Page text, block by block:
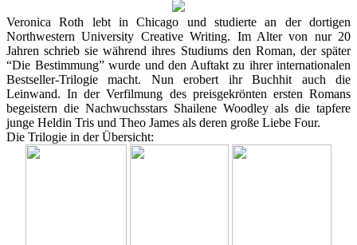
Veronica Roth lebt in Chicago und studierte an der dortigen
Northwestern University Creative Writing. Im Alter von nur 20
Jahren schrieb sie während ihres Studiums den Roman, der später
“Die Bestimmung” wurde und den Auftakt zu ihrer internationalen
Bestseller-Trilogie macht. Nun erobert ihr Buchhit auch die
Leinwand. In der Verfilmung des preisgekrönten ersten Romans
begeistern die Nachwuchsstars Shailene Woodley als die tapfere
junge Heldin Tris und Theo James als deren große Liebe Four.
Die Trilogie in der Übersicht: